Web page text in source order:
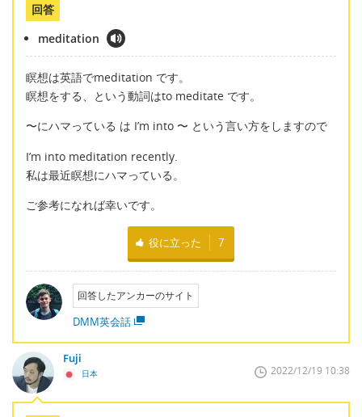
回答
meditation
瞑想は英語でmeditation です。
瞑想をする、という動詞はto meditate です。
〜にハマっている は I’m into 〜 という言い方をしますので
I’m into meditation recently.
私は最近瞑想にハマっている。
ご参考になれば幸いです。
役に立った 7
回答したアンカーのサイト
DMM英会話
Fuji
日本 2022/12/19 10:38